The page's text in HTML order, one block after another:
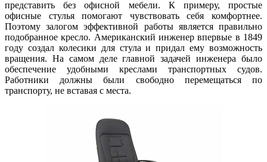
представить без офисной мебели. К примеру, простые
офисные стулья помогают чувствовать себя комфортнее.
Поэтому залогом эффективной работы является правильно
подобранное кресло. Американский инженер впервые в 1849
году создал колесики для стула и придал ему возможность
вращения. На самом деле главной задачей инженера было
обеспечение удобными креслами транспортных судов.
Работники должны были свободно перемещаться по
транспорту, не вставая с места.